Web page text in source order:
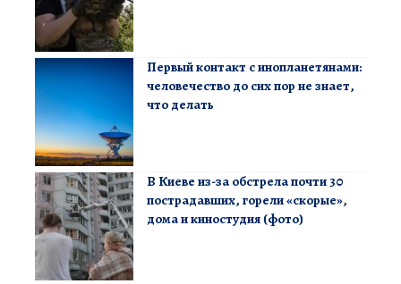
Первый контакт с инопланетянами:
человечество до сих пор не знает,
что делать
В Киеве из-за обстрела почти 30
пострадавших, горели «скорые»,
дома и киностудия (фото)